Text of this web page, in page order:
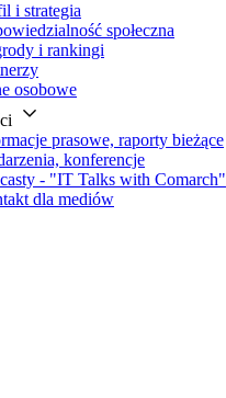
i strategia
społeczna
i rankingi
osobowe
prasowe, raporty bieżące
konferencje
- "IT Talks with Comarch"
dla mediów